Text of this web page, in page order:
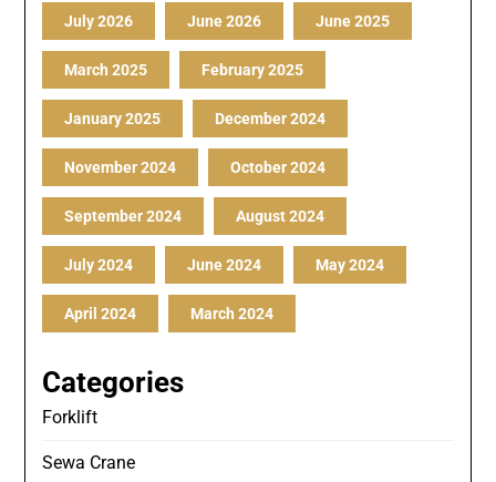
July 2026 June 2026 June 2025
March 2025 February 2025
January 2025 December 2024
November 2024 October 2024
September 2024 August 2024
July 2024 June 2024 May 2024
April 2024 March 2024
Categories
Forklift
Sewa Crane